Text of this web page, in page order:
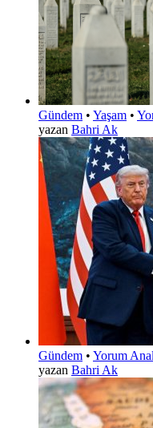
Gündem • Yaşam •
yazan Bahri Ak
Gündem • Yorum
yazan Bahri Ak